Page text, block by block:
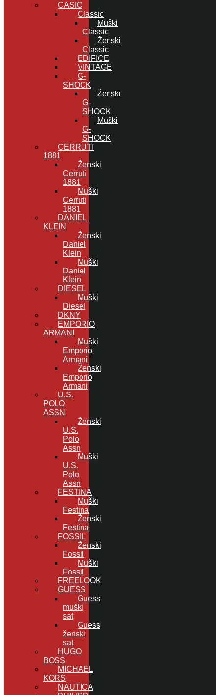
CASIO
Classic
Muški
Classic
Ženski
Classic
EDIFICE
VINTAGE
G-
SHOCK
Ženski
G-
SHOCK
Muški
G-
SHOCK
CERRUTI
1881
Ženski
Cerruti
1881
Muški
Cerruti
1881
DANIEL
KLEIN
Ženski
Daniel
Klein
Muški
Daniel
Klein
DIESEL
Muški
Diesel
DKNY
EMPORIO
ARMANI
Muški
Emporio
Armani
Ženski
Emporio
Armani
U.S.
POLO
ASSN
Ženski
U.S.
Polo
Assn
Muški
U.S.
Polo
Assn
FESTINA
Muški
Festina
Ženski
Festina
FOSSIL
Ženski
Fossil
Muški
Fossil
FREELOOK
GUESS
Guess
muški
sat
Guess
ženski
sat
HUGO
BOSS
MICHAEL
KORS
NAUTICA